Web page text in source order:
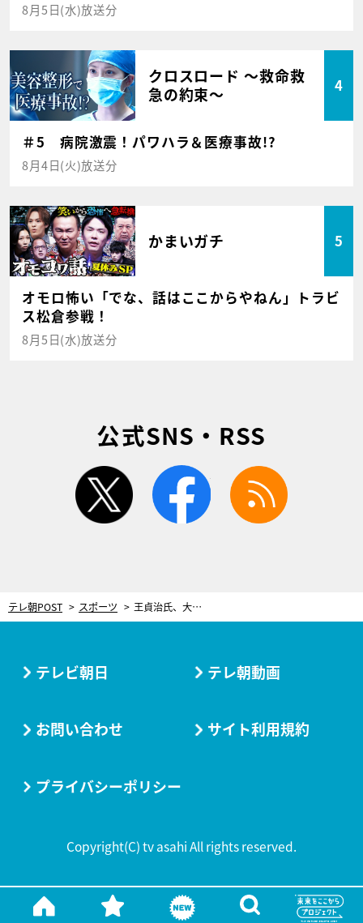
8月5日(水)放送分
クロスロード ～救命救
急の約束～
4
＃5 病院激震！パワハラ＆医療事故!?
8月4日(火)放送分
かまいガチ 5
オモロ怖い「でな、話はここからやねん」トラビ
ス松倉参戦！
8月5日(水)放送分
公式SNS・RSS
twitter facebook
テレ朝POST スポーツ 王貞治氏、大谷翔平にみる自身との“似ている”点「余韻を楽しまない。次へ次へと」
テレビ朝日 テレ朝動画
お問い合わせ サイト利用規約
プライバシーポリシー
Copyright(C) tv asahi All rights reserved.